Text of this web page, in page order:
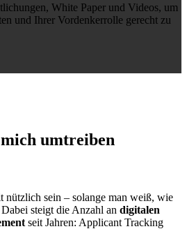
White Paper und Videos, um
und Ihrer Vordenkerrolle gerecht zu
umtreiben
nützlich sein – solange man weiß, wie
steigt die Anzahl an digitalen
seit Jahren: Applicant Tracking